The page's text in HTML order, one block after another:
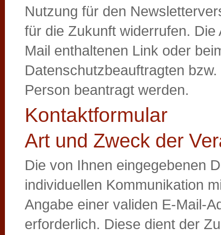
Nutzung für den
für die Zukunft widerrufen.
Mail enthaltenen Link oder
Datenschutzbeauftragten
Person beantragt werden.
Kontaktformular
Art und Zweck der
Die von Ihnen eingegebenen
individuellen Kommunikation
Angabe einer validen E-Mail-
erforderlich. Diese dient der